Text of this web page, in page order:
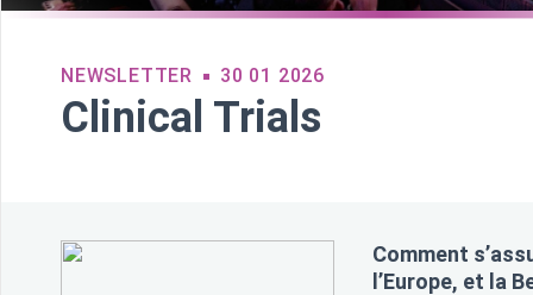
NEWSLETTER 30 01 2026
Clinical Trials
Comment
l’Europe, et la